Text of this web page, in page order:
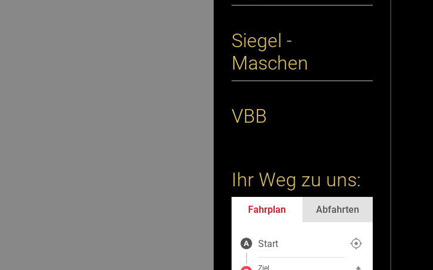
Siegel -
Maschen
VBB
Ihr Weg zu uns:
Fahrplan Abfahrten
Start
Ziel